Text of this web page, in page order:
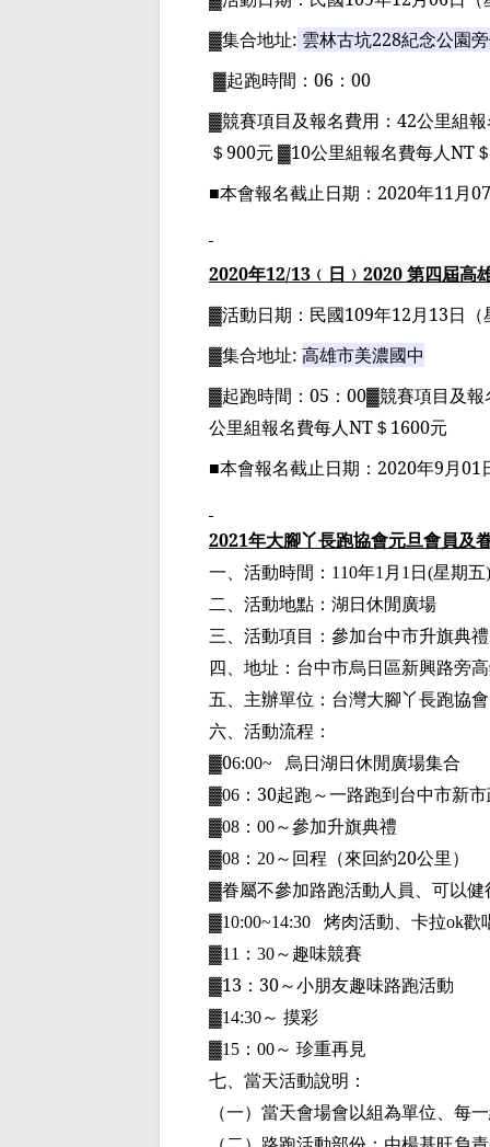
▓集合地址: 雲林古坑228紀念公園
▓起跑時間： 06 ： 00
▓競賽項目及報名費用 ： 42公里組
＄900元 ▓10公里組報名費每人NT
■本會報名截止日期： 2020年11月07
2020年12/13 ﹙日﹚ 2020第四屆高
▓活動日期： 民國109年12月13日
▓集合地址: 高雄市美濃國中
▓起跑時間： 05 ： 00▓競賽項目及報
公里組報名費每人NT＄ 1600元
■本會報名截止日期： 2020年9月01
2021年大腳丫長跑協會元旦會員及
一、活動時間： 110年1 月 1 日(星期五
二、活動地點：湖日休閒廣場
三、活動項目：參加台中市升旗典禮
四、地址：台中市烏日區新興路旁
五、主辦單位：台灣大腳丫長跑協會
六、活動流程：
▓06:00~ 烏日湖日休閒廣場集合
▓06 ： 30起跑～一路跑到台中市新
▓08 ： 00～參加升旗典禮
▓08 ： 20～回程 （來回約20公里）
▓眷屬不參加路跑活動人員、可以
▓10:00~14:30 烤肉活動、卡拉ok歡
▓11 ： 30～趣味競賽
▓13 ： 30～小朋友趣味路跑活動
▓14:30～ 摸彩
▓15 ： 00～ 珍重再見
七、當天活動說明：
（一）當天會場會以組為單位、每